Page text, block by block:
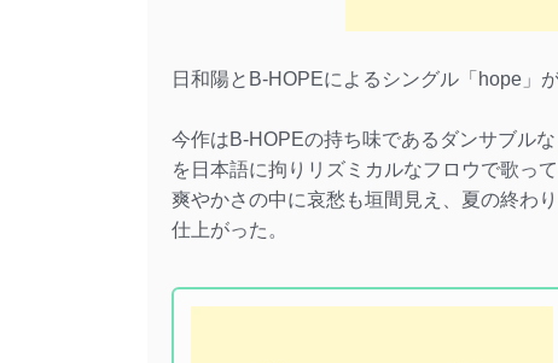
日和陽とB-HOPEによるシングル「hope」
今作はB-HOPEの持ち味であるダンサブル
を日本語に拘りリズミカルなフロウで歌って
爽やかさの中に哀愁も垣間見え、夏の終わ
仕上がった。